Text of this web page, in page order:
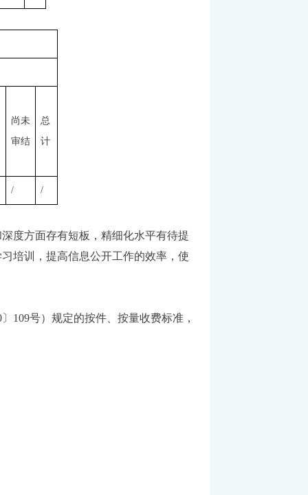
尚未
审结
总
计
/ /
度方面存有短板，精细化水平有待提
培训，提高信息公开工作的效率，使
号）规定的按件、按量收费标准，